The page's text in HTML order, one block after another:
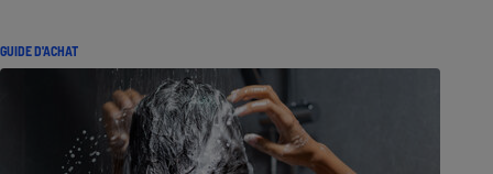
GUIDE D'ACHAT